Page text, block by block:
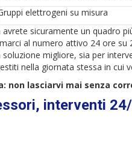
elettrogeni su misura
sicuramente un quadro
al numero attivo 24 ore su
migliore, sia per
nella giornata stessa in cui
non lasciarvi mai senza
interventi